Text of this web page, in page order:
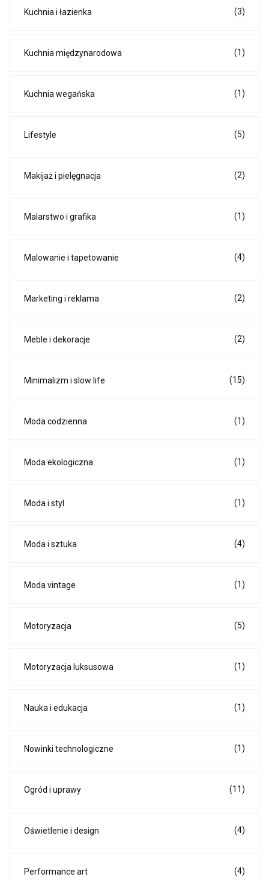
Kuchnia i łazienka (3)
Kuchnia międzynarodowa (1)
Kuchnia wegańska (1)
Lifestyle (5)
Makijaż i pielęgnacja (2)
Malarstwo i grafika (1)
Malowanie i tapetowanie (4)
Marketing i reklama (2)
Meble i dekoracje (2)
Minimalizm i slow life (15)
Moda codzienna (1)
Moda ekologiczna (1)
Moda i styl (1)
Moda i sztuka (4)
Moda vintage (1)
Motoryzacja (5)
Motoryzacja luksusowa (1)
Nauka i edukacja (1)
Nowinki technologiczne (1)
Ogród i uprawy (11)
Oświetlenie i design (4)
Performance art (4)